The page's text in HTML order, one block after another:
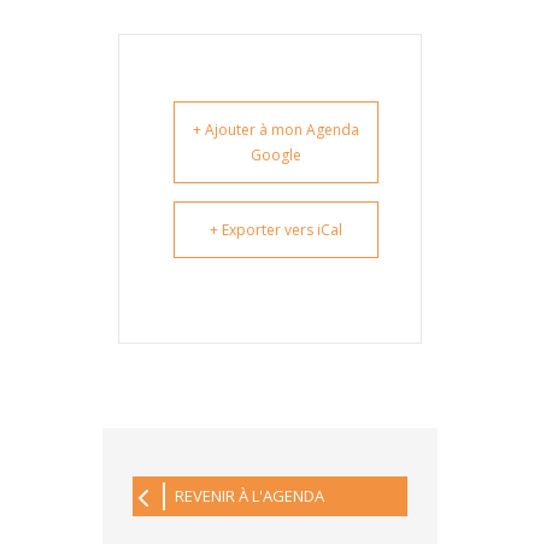
+ Ajouter à mon Agenda
Google
+ Exporter vers iCal
REVENIR À L'AGENDA